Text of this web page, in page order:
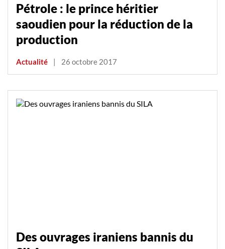
Pétrole : le prince héritier
saoudien pour la réduction de la
production
Actualité | 26 octobre 2017
Des ouvrages iraniens bannis du